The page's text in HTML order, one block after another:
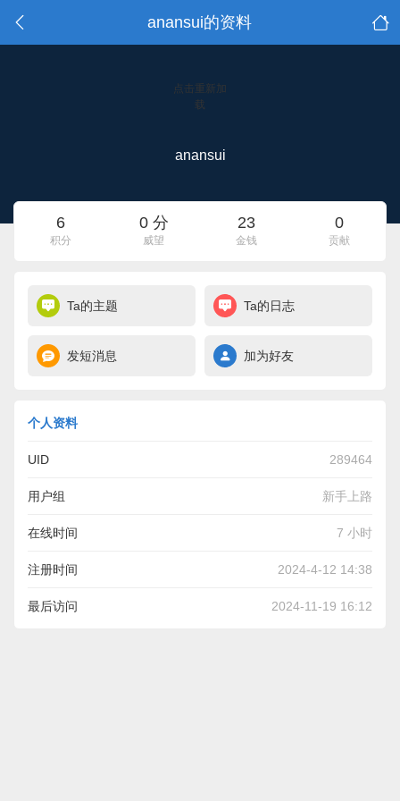
anansui的资料
点击重新加
载
anansui
6
积分
0 分
威望
23
金钱
0
贡献
Ta的主题 Ta的日志
发短消息 加为好友
个人资料
UID 289464
用户组 新手上路
在线时间 7 小时
注册时间 2024-4-12 14:38
最后访问 2024-11-19 16:12